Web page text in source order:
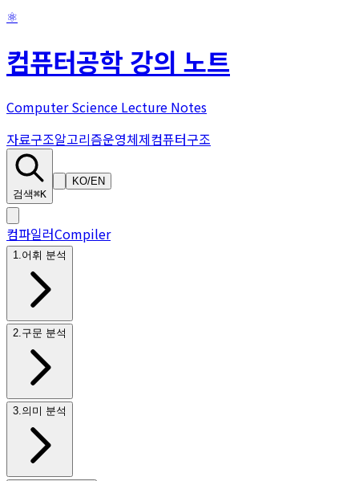
⚛
컴퓨터공학 강의 노트
Computer Science Lecture Notes
자료구조알고리즘운영체제컴퓨터구조
검색⌘K
KO/EN
컴파일러Compiler
1 어휘 분석
2 구문 분석
3 의미 분석